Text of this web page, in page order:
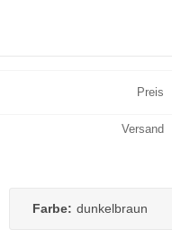
Preis
Versand
Farbe: dunkelbraun